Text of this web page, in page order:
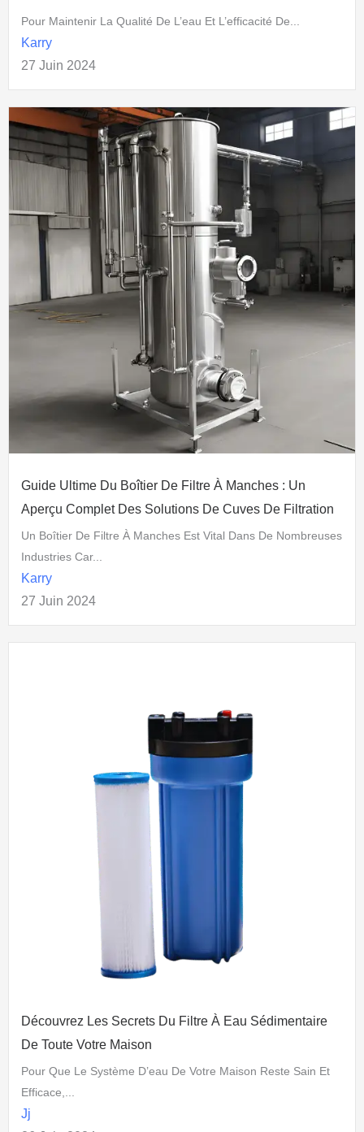
Pour Maintenir La Qualité De L’eau Et L’efficacité De...
Karry
27 Juin 2024
Guide Ultime Du Boîtier De Filtre À Manches : Un
Aperçu Complet Des Solutions De Cuves De Filtration
Un Boîtier De Filtre À Manches Est Vital Dans De Nombreuses
Industries Car...
Karry
27 Juin 2024
Découvrez Les Secrets Du Filtre À Eau Sédimentaire
De Toute Votre Maison
Pour Que Le Système D’eau De Votre Maison Reste Sain Et
Efficace,...
Jj